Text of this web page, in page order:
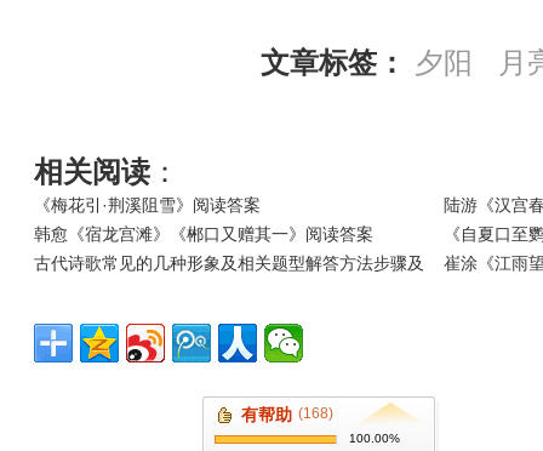
文章标签： 夕阳 月
相关阅读 ：
《梅花引·荆溪阻雪》阅读答案
陆游《汉宫
韩愈《宿龙宫滩》《郴口又赠其一》阅读答案
《自夏口至
古代诗歌常见的几种形象及相关题型解答方法步骤及
崔涂《江雨
有帮助 (168)
100.00%